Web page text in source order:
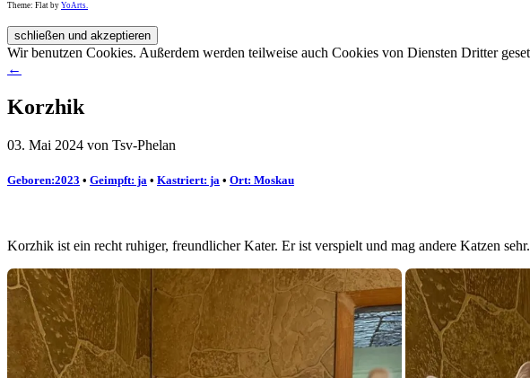
Theme: Flat by YoArts.
Wir benutzen Cookies. Außerdem werden teilweise auch Cookies von Diensten Dritter
←
Korzhik
03. Mai 2024 von Tsv-Phelan
Geboren:2023 • Geimpft: ja • Kastriert: ja • Ort: Moskau
Korzhik ist ein recht ruhiger, freundlicher Kater. Er ist verspielt und mag andere Katzen